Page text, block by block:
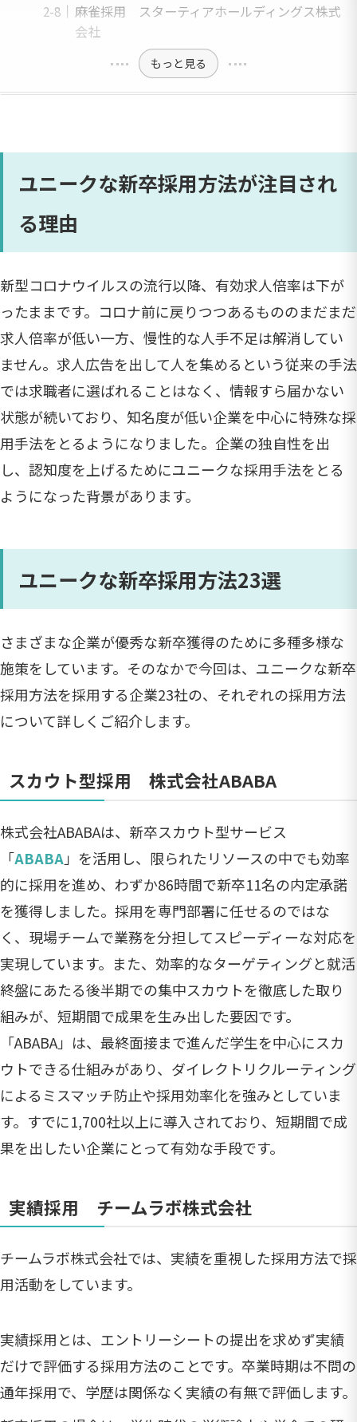
麻雀採用 スターティアホールディングス株式
会社
もっと見る
ユニークな新卒採用方法が注目され
る理由
新型コロナウイルスの流行以降、有効求人倍率は下が
ったままです。コロナ前に戻りつつあるもののまだまだ
求人倍率が低い一方、慢性的な人手不足は解消してい
ません。求人広告を出して人を集めるという従来の手法
では求職者に選ばれることはなく、情報すら届かない
状態が続いており、知名度が低い企業を中心に特殊な採
用手法をとるようになりました。企業の独自性を出
し、認知度を上げるためにユニークな採用手法をとる
ようになった背景があります。
ユニークな新卒採用方法23選
さまざまな企業が優秀な新卒獲得のために多種多様な
施策をしています。そのなかで今回は、ユニークな新卒
採用方法を採用する企業23社の、それぞれの採用方法
について詳しくご紹介します。
スカウト型採用 株式会社ABABA
株式会社ABABAは、新卒スカウト型サービス
「ABABA」を活用し、限られたリソースの中でも効率
的に採用を進め、わずか86時間で新卒11名の内定承諾
を獲得しました。採用を専門部署に任せるのではな
く、現場チームで業務を分担してスピーディーな対応を
実現しています。また、効率的なターゲティングと就活
終盤にあたる後半期での集中スカウトを徹底した取り
組みが、短期間で成果を生み出した要因です。
「ABABA」は、最終面接まで進んだ学生を中心にスカ
ウトできる仕組みがあり、ダイレクトリクルーティング
によるミスマッチ防止や採用効率化を強みとしていま
す。すでに1,700社以上に導入されており、短期間で成
果を出したい企業にとって有効な手段です。
実績採用 チームラボ株式会社
チームラボ株式会社では、実績を重視した採用方法で採
用活動をしています。
実績採用とは、エントリーシートの提出を求めず実績
だけで評価する採用方法のことです。卒業時期は不問の
通年採用で、学歴は関係なく実績の有無で評価します。